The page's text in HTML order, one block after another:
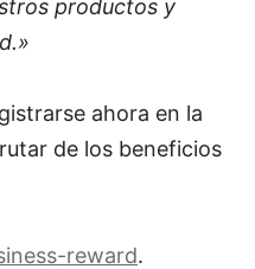
productos y
ahora en la
de los beneficios
reward.